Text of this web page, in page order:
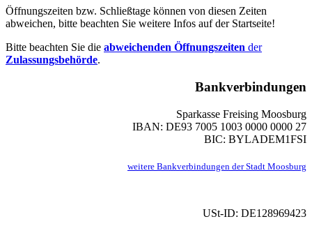
Öffnungszeiten bzw. Schließtage können von diesen Zeiten
abweichen, bitte beachten Sie weitere Infos auf der Startseite!
Bitte beachten Sie die abweichenden Öffnungszeiten der
Zulassungsbehörde.
Bankverbindungen
Sparkasse Freising Moosburg
IBAN: DE93 7005 1003 0000 0000 27
BIC: BYLADEM1FSI
weitere Bankverbindungen der Stadt Moosburg
USt-ID: DE128969423